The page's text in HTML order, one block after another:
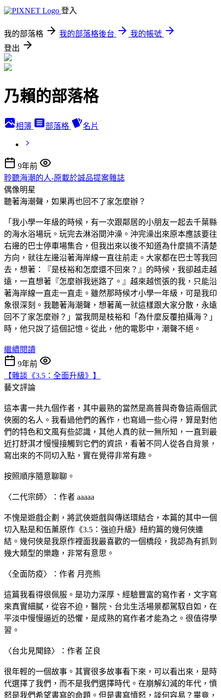
登入
我的部落格 我的部落格後台
我的帳號
登出
乃賴的部落格
相簿 部落格 名片
9年前
聆聽海潮的人-原載於誠品提案雜誌
偶像明星
聽著海潮聲，如果再也回不了家怎麼辦？
「我小學一年級的時候，有一次跟鄰居的小朋友一起去千葉縣
的海水浴場玩。玩完去淋浴間沖澡。沖完澡出來原本應該要往
右邊的巴士停車場集合，但我出來以後不知道為什麼搞不清楚
方向，就往左邊沿著海岸線一直往前走。大家都在巴士等我回
去，想著：『是枝裕和怎麼還不回來？』的時候，我卻越走越
遠，一直想著『怎麼辦我迷路了。』越來越慌張的我，只能沿
著海岸線一直走一直走。雖然那時候才小學一年級，可是我印
象很深刻。我聽著海潮聲，想著萬一就這樣跟大家分散，永遠
回不了家怎麼辦？」當我問是枝裕和「為什麼反覆拍攝海？」
時，他只說了這個記憶。從此，他的電影中，潮聲不絕。
繼續閱讀
9年前
【雜談《3.5：全面升級》】
藝文評論
這本書一共九個作者，其中最熟的當然是高普與奇魯這兩個武
俠圈的名人。我看過他們的舊作，也寫過一些心得，算是對他
們的特色和文風有些認識，其他人真的就一無所知，一直到最
近打舒淇才慢慢接觸到它們的資訊，看著不同人從各自背景，
寫出來的不同切入點，實在覺得非常有趣。
按照順序隨意聊聊。
〈二代宗師〉：作者 aaaaa
不愧是遊戲企劃，將武俠遊戲與傳送環結合，本篇的其中一個
切入點是和伍薰原作《3.5：強迫升級》紐約篇的幾何俠連
結。幾何俠是我原作裡面我最喜歡的一個橋段，我認為有抓到
幾大類型的樂趣，非常有意思。
〈全面防疫〉：作者 月亮熊
這篇我看得很佩服。是功力深厚、經驗豐富的寫作者，文字寫
來真實細膩，從容不迫，醫院、台北生活場景都駕馭自如，在
平淡中慢慢逼近的恐懼，是成熟的寫作者才能為之。很值得學
習。
〈台北見聞錄〉：作者 芷良
很年輕的一個故事。其實很多故事看下來，可以看出來，是時
代選擇了我們，而不是我們選擇時代。在崩解幻滅的年代，憤
怒是我們希望書寫的命題。但是書寫憤怒，談何容易？畢竟，